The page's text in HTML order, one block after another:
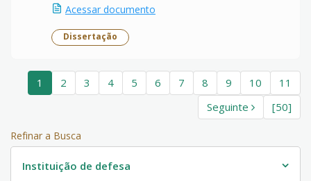
Acessar documento
Dissertação
1 2 3 4 5 6 7 8 9 10
11
Seguinte
[50]
Refinar a Busca
Instituição de defesa